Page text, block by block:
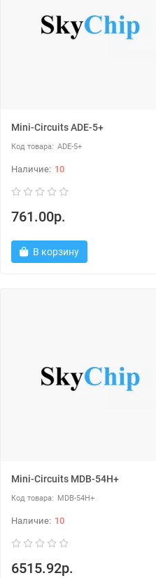
Mini-Circuits ADE-5+
ADE-5+
10
761.00р.
В корзину
Mini-Circuits MDB-54H+
MDB-54H+
10
6515.92р.